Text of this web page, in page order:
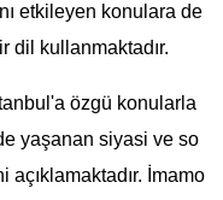
etkileyen konulara de
dil kullanmaktadır.
özgü konularla
yaşanan siyasi ve so
İmamo